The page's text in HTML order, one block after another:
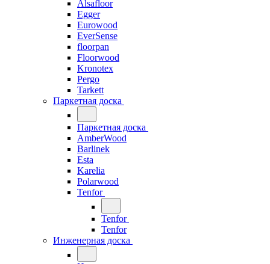
Alsafloor
Egger
Eurowood
EverSense
floorpan
Floorwood
Kronotex
Pergo
Tarkett
Паркетная доска
Паркетная доска
AmberWood
Barlinek
Esta
Karelia
Polarwood
Tenfor
Tenfor
Tenfor
Инженерная доска